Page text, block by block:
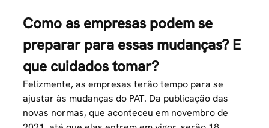
Como as empresas podem se
preparar para essas mudanças? E
que cuidados tomar?
Felizmente, as empresas terão tempo para se
ajustar às mudanças do PAT. Da publicação das
novas normas, que aconteceu em novembro de